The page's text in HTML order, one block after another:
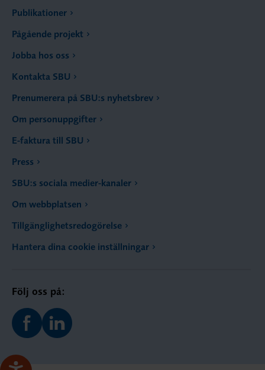
Publikationer
Pågående projekt
Jobba hos oss
Kontakta SBU
Prenumerera på SBU:s nyhetsbrev
Om personuppgifter
E-faktura till SBU
Press
SBU:s sociala medier-kanaler
Om webbplatsen
Tillgänglighetsredogörelse
Hantera dina cookie inställningar
Följ oss på: